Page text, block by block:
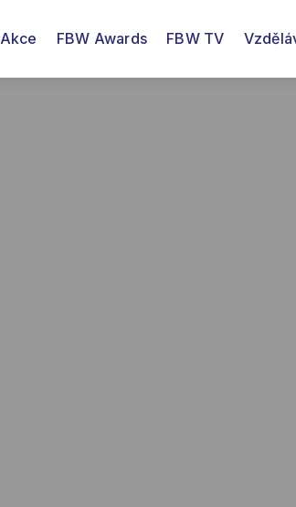
Akce FBW Awards FBW TV